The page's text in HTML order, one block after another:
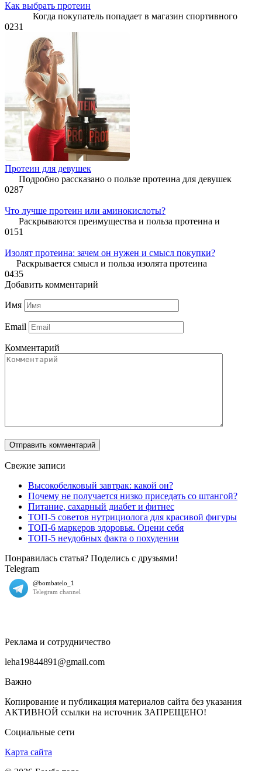
Как выбрать протеин
Когда покупатель попадает в магазин спортивного
0231
Протеин для девушек
Подробно рассказано о пользе протеина для девушек
0287
Что лучше протеин или аминокислоты?
Раскрываются преимущества и польза протеина и
0151
Изолят протеина: зачем он нужен и смысл покупки?
Раскрывается смысл и польза изолята протеина
0435
Добавить комментарий
Имя
Email
Комментарий
Свежие записи
Высокобелковый завтрак: какой он?
Почему не получается низко приседать со штангой?
Питание, сахарный диабет и фитнес
ТОП-5 советов нутрициолога для красивой фигуры
ТОП-6 маркеров здоровья. Оцени себя
ТОП-5 неудобных факта о похудении
Понравилась статья? Поделись с друзьями!
Telegram
Реклама и сотрудничество
leha19844891@gmail.com
Важно
Копирование и публикация материалов сайта без указания
АКТИВНОЙ ссылки на источник ЗАПРЕЩЕНО!
Социальные сети
Карта сайта